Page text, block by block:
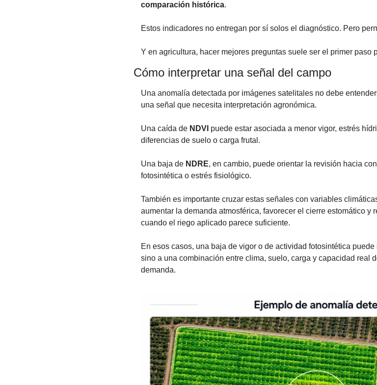
comparación histórica.
Estos indicadores no entregan por sí solos el diagnóstico. Pero
Y en agricultura, hacer mejores preguntas suele ser el primer paso
Cómo interpretar una señal del campo
Una anomalía detectada por imágenes satelitales no debe
una señal que necesita interpretación agronómica.
Una caída de NDVI puede estar asociada a menor vigor, estrés
diferencias de suelo o carga frutal.
Una baja de NDRE, en cambio, puede orientar la revisión hacia
fotosintética o estrés fisiológico.
También es importante cruzar estas señales con variables
aumentar la demanda atmosférica, favorecer el cierre estomático y
cuando el riego aplicado parece suficiente.
En esos casos, una baja de vigor o de actividad fotosintética
sino a una combinación entre clima, suelo, carga y capacidad real
demanda.